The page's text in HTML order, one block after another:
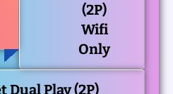
(2P)
Wifi
Only
Dual Play (2P)